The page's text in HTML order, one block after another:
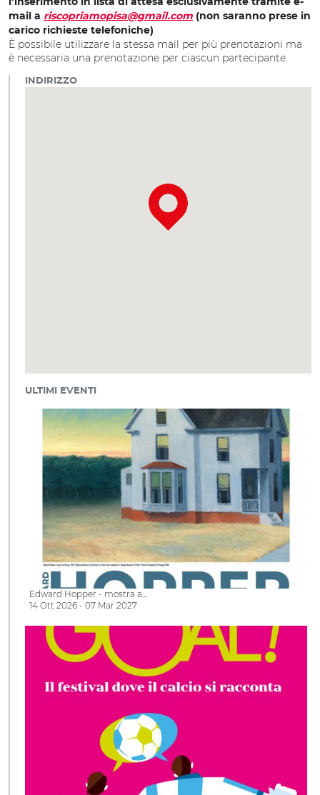
l’inserimento in lista di attesa esclusivamente tramite e-
mail a riscopriamopisa@gmail.com (non saranno prese in
carico richieste telefoniche)
È possibile utilizzare la stessa mail per più prenotazioni ma
è necessaria una prenotazione per ciascun partecipante.
INDIRIZZO
ULTIMI EVENTI
Edward Hopper - mostra a…
14 Ott 2026 - 07 Mar 2027